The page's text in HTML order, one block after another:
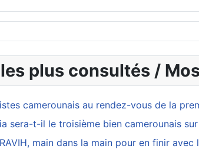
plus consultés /
camerounais au rendez-vous de la
sera-t-il le troisième bien camerounais
main dans la main pour en finir avec